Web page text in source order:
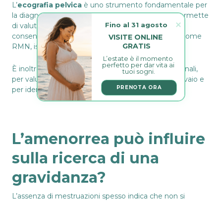
L’ecografia pelvica è uno strumento fondamentale per
la diagnosi eziologica dell’amenorrea in quanto permette
di valutare la morfologia dell’utero e delle ovaie e
consente di porre indicazioni ad esami di II livello come
RMN, isteroscopia.
È inoltre importante l’esecuzione di dosaggi ormonali,
per valutare l’integrità dell’asse ipotalamo-ipofisi-ovaio e
per identificare disordini endocrinologici.
L’amenorrea può influire
sulla ricerca di una
gravidanza?
L’assenza di mestruazioni spesso indica che non si
VISITE ONLINE
GRATIS
L’estate è il momento
perfetto per dar vita ai
tuoi sogni.
PRENOTA ORA
Fino al 31 agosto